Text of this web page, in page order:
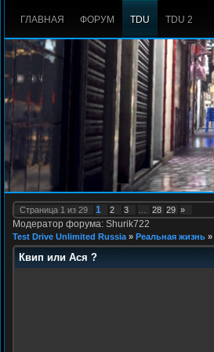
ГЛАВНАЯ ФОРУМ TDU TDU 2
Страница 1 из 29 1 2 3 28 29 »
Модератор форума: Shurik722
Test Drive Unlimited Russia » Реальная жизнь »
Квип или Ася ?